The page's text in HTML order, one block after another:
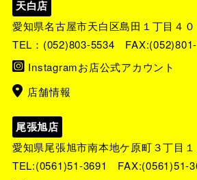
天白店
愛知県名古屋市天白区島田１丁目４
TEL： (052)803-5534
Instagramお店公式アカウント
店舗情報
尾張旭店
愛知県尾張旭市南本地ケ原町３丁目
TEL:(0561)51-3691
FAX:(0561)51-